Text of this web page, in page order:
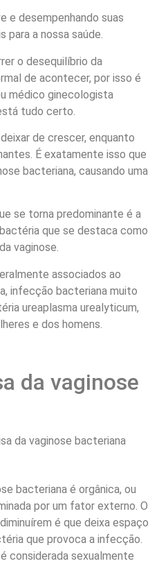
e desempenhando suas
para a nossa saúde.
o desequilíbrio da
de acontecer, por isso é
médico ginecologista
tudo certo.
de crescer, enquanto
É exatamente isso que
bacteriana, causando uma
se torna predominante é a
que se destaca como
vaginose.
associados ao
infecção bacteriana muito
ureaplasma urealyticum,
e dos homens.
da vaginose
bacteriana é orgânica, ou
por um fator externo. O
é que deixa espaço
que provoca a infecção.
considerada sexualmente